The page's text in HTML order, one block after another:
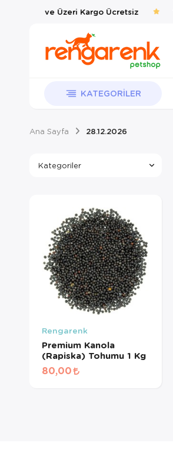
1500 TL ve Üzeri Kargo Ücretsiz
KATEGORILER
Ana Sayfa 28.12.2026
Kategoriler
Rengarenk
Premium Kanola
(Rapiska) Tohumu 1 Kg
80,00